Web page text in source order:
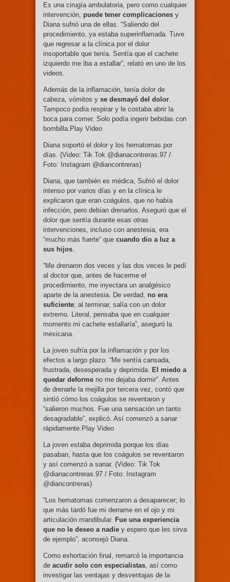
Es una cirugía ambulatoria, pero como cualquier
intervención, puede tener complicaciones y
Diana sufrió una de ellas. “Saliendo del
procedimiento, ya estaba superinflamada. Tuve
que regresar a la clínica por el dolor
insoportable que tenía. Sentía que el cachete
izquierdo me iba a estallar”, relató en uno de los
videos.
Además de la inflamación, tenía dolor de
cabeza, vómitos y se desmayó del dolor
Tampoco podía respirar y le costaba abrir la
boca para comer. Solo podía ingerir bebidas con
bombilla.Play Video
Diana soportó el dolor y los hematomas por
días. (Video: Tik Tok @dianacontreras.97 /
Foto: Instagram @diancontreras)
Diana, que también es médica, Sufrió el dolor
intenso por varios días y en la clínica le
explicaron que eran coágulos, que no había
infección, pero debían drenarlos. Aseguró que el
dolor que sentía durante esas otras
intervenciones, incluso con anestesia, era
“mucho más fuerte” que cuando dio a luz a
sus hijos
“Me drenaron dos veces y las dos veces le pedí
al doctor que, antes de hacerme el
procedimiento, me inyectara un analgésico
aparte de la anestesia. De verdad, no era
suficiente; al terminar, salía con un dolor
extremo. Literal, pensaba que en cualquier
momento mi cachete estallaría”, aseguró la
mexicana.
La joven sufría por la inflamación y por los
efectos a largo plazo. “Me sentía cansada,
frustrada, desesperada y deprimida.
El miedo a
quedar deforme no me dejaba dormir”. Antes
de drenarle la mejilla por tercera vez, contó que
sintió cómo los coágulos se reventaron y
“salieron muchos. Fue una sensación un tanto
desagradable”, explicó. Así comenzó a sanar
rápidamente.Play Video
La joven estaba deprimida porque los días
pasaban, hasta que los coágulos se reventaron
y así comenzó a sanar. (Video: Tik Tok
@dianacontreras.97 / Foto: Instagram
@diancontreras)
“Los hematomas comenzaron a desaparecer; lo
que más tardó fue mi derrame en el ojo y mi
articulación mandibular. Fue una experiencia
que no le deseo a nadie y espero que les sirva
de ejemplo”, aconsejó Diana.
Como exhortación final, remarcó la importancia
de acudir solo con especialistas , así como
investigar las ventajas y desventajas de la